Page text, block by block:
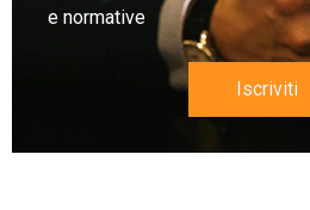
e normative
Iscriviti